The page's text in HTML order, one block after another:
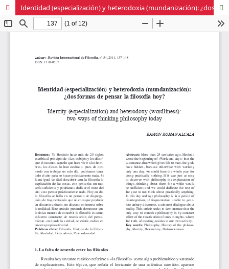
Identidad (especialización) y heterodoxia (mundanización): ¿dos formas de pensar la filosofía hoy?